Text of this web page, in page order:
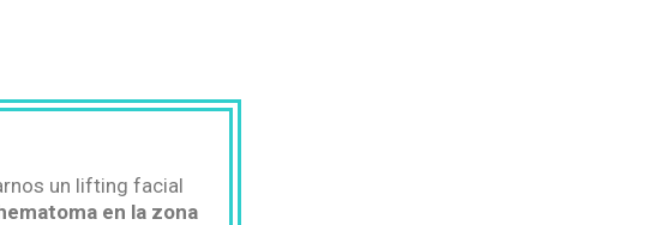
un lifting facial
en la zona